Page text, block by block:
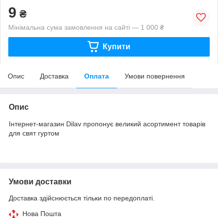
9 ₴
Мінімальна сума замовлення на сайті — 1 000 ₴
Купити
Опис Доставка Оплата Умови повернення
Опис
Інтернет-магазин Dilav пропонує великий асортимент товарів
для свят гуртом
Умови доставки
Доставка здійснюється тільки по передоплаті.
Нова Пошта